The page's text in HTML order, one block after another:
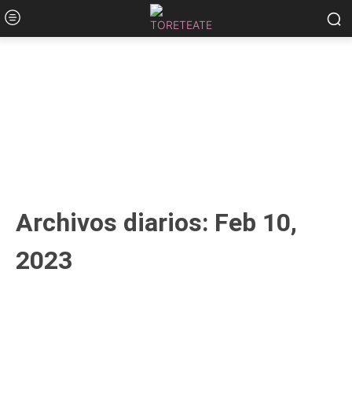
Archivos diarios: Feb 10,
2023